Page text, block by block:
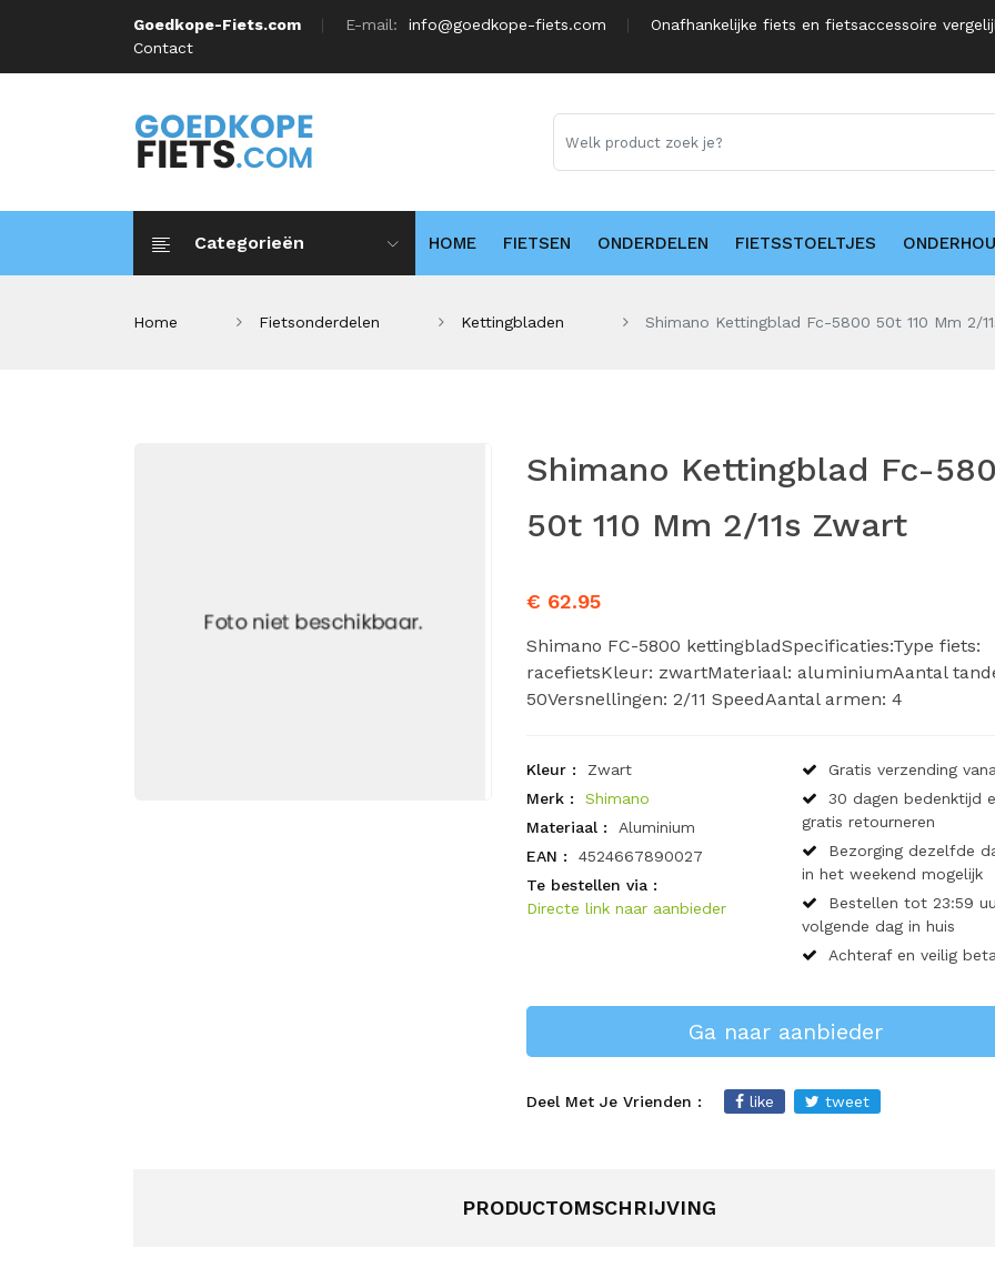
Goedkope-Fiets.com E-mail: info@goedkope-fiets.com
Onafhankelijke fiets en fietsaccessoire
Contact
Categorieën HOME FIETSEN ONDERDELEN FIETSSTOELTJES
Home Fietsonderdelen Kettingbladen Shimano Kettingblad Fc-5800 50t 110 Mm 2/
Shimano Kettingblad Fc-
50t 110 Mm 2/11s Zwart
€ 62.95
Shimano FC-5800 kettingbladSpecificaties:Type fiets:
racefietsKleur: zwartMateriaal: aluminiumAantal
50Versnellingen: 2/11 SpeedAantal armen: 4
Kleur :
Zwart
Merk :
Shimano
Materiaal :
Aluminium
EAN :
4524667890027
Te bestellen via :
Directe link naar aanbieder
Gratis verzending
30 dagen bedenktijd
gratis retourneren
Bezorging dezelfde
in het weekend mogelijk
Bestellen tot 23:59
volgende dag in huis
Achteraf en veilig
Ga naar aanbieder
Deel Met Je Vrienden : like tweet
PRODUCTOMSCHRIJVING